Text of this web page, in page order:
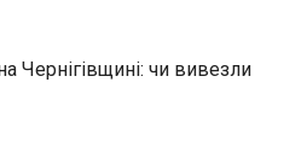
Чернігівщині: чи вивезли